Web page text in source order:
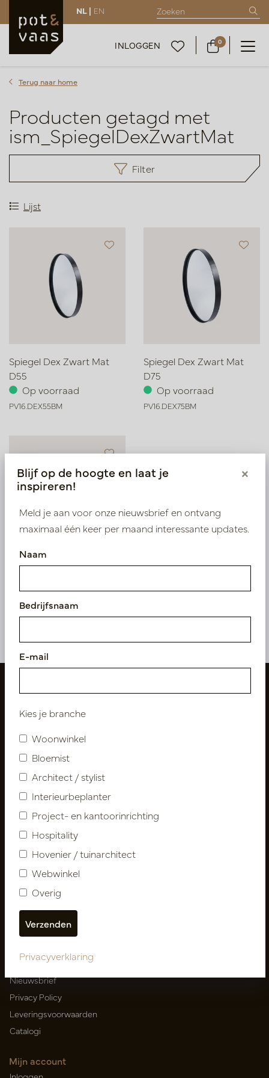
NL | EN
INLOGGEN 0
Terug naar home
Producten getagd met
ism_SpiegelDexZwartMat
Filter
Lijst
Spiegel Dex Zwart Mat
D55
Op voorraad
PV16.DEX55BM
Spiegel Dex Zwart Mat
D75
Op voorraad
PV16.DEX75BM
Spiegel Dex Zwart Mat
PV16.DEX40BM
Volg ons
Nieuwsbrief
Klantenservice
Over ons
Nieuwsbrief
Privacy Policy
Leveringsvoorwaarden
Catalogi
Mijn account
Blijf op de hoogte en laat je
inspireren!
×
Meld je aan voor onze nieuwsbrief en ontvang
maximaal één keer per maand interessante updates.
Naam
Bedrijfsnaam
E-mail
Kies je branche
Woonwinkel
Bloemist
Architect / stylist
Interieurbeplanter
Project- en kantoorinrichting
Hospitality
Hovenier / tuinarchitect
Webwinkel
Overig
Privacyverklaring